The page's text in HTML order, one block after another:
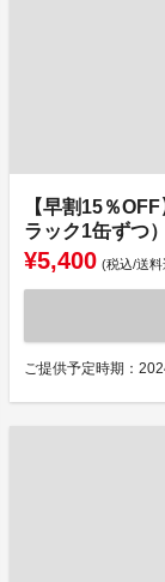
【早割15％
ラック1缶ずつ
¥5,400 (税込/送料
ご提供予定時期：